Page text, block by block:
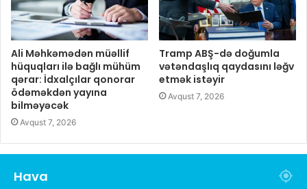
Ali Məhkəmədən müəllif
hüquqları ilə bağlı mühüm
qərar: İdxalçılar qonorar
ödəməkdən yayına
bilməyəcək
Avqust 7, 2026
Tramp ABŞ-də doğumla
vətəndaşlıq qaydasını ləğv
etmək istəyir
Avqust 7, 2026
Hava